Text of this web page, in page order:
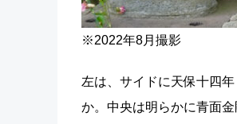
※2022年8月撮影
左は、サイドに天保十四
か。中央は明らかに青面